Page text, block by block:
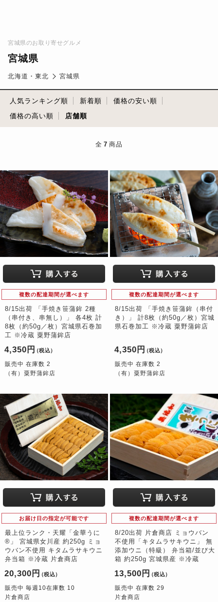
宮城県のお取り寄せグルメ
宮城県
北海道・東北 宮城県
人気ランキング順 新着順
価格の安い順
価格の高い順
店舗順
全 7 商品
複数の配達期間が選べます
8/15出荷 「手焼き笹蒲鉾 2種
（串付き、串無し）」 各4枚 計
8枚（約50g／枚）宮城県石巻加
工 ※冷蔵 粟野蒲鉾店
4,350円 （税込）
販売中 在庫数 2
（有）粟野蒲鉾店
複数の配達期間が選べます
8/15出荷 「手焼き笹蒲鉾（串付
き）」 計8枚（約50g／枚）宮城
県石巻加工 ※冷蔵 粟野蒲鉾店
4,350円 （税込）
販売中 在庫数 2
（有）粟野蒲鉾店
お届け日の指定が可能です
最上位ランク・天耀「金華うに
®」 宮城県女川産 約250g ミョ
ウバン不使用 キタムラサキウニ
弁当箱 ※冷蔵 片倉商店
20,300円 （税込）
販売中 毎週10在庫数 10
片倉商店
複数の配達期間が選べます
8/20出荷 片倉商店 ミョウバン
不使用「キタムラサキウニ」 無
添加ウニ（特級） 弁当箱/並び大
箱 約250g 宮城県産 ※冷蔵
13,500円 （税込）
販売中 在庫数 29
片倉商店